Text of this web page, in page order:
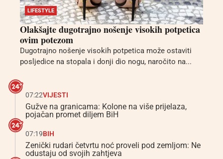
LIFESTYLE
Olakšajte dugotrajno nošenje visokih potpetica
ovim potezom
Dugotrajno nošenje visokih potpetica može ostaviti
posljedice na stopala i donji dio nogu, naročito na...
07:22VIJESTI
Gužve na granicama: Kolone na više prijelaza,
pojačan promet diljem BiH
07:19BIH
Zenički rudari četvrtu noć proveli pod zemljom: Ne
odustaju od svojih zahtjeva